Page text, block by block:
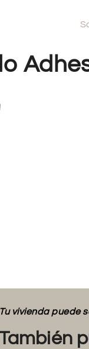
Tu vivienda puede